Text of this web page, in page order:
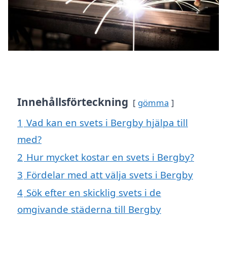
Innehållsförteckning gömma
1 Vad kan en svets i Bergby hjälpa till
med?
2 Hur mycket kostar en svets i Bergby?
3 Fördelar med att välja svets i Bergby
4 Sök efter en skicklig svets i de
omgivande städerna till Bergby